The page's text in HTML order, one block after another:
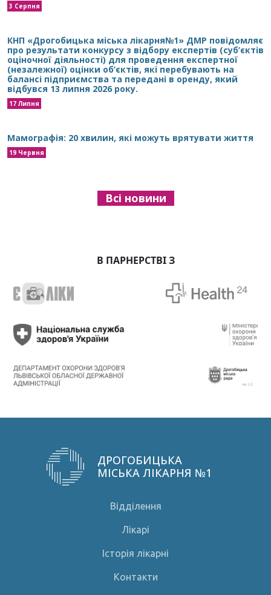
3 Серпня
КНП «Дрогобицька міська лікарня№1» ДМР повідомляє
про результати конкурсу з відбору експертів (суб’єктів
оціночної діяльності) для проведення експертної
(незалежної) оцінки об’єктів, які перебувають на
балансі підприємства та передані в оренду, який
відбувся 13 липня 2026 року.
17 Липня
Мамографія: 20 хвилин, які можуть врятувати життя
19 Червня
Всі новини
В ПАРНЕРСТВІ З
ДРОГОБИЦЬКА
МІСЬКА ЛІКАРНЯ №1
Відділення
Лікарі
Історія лікарні
Контакти